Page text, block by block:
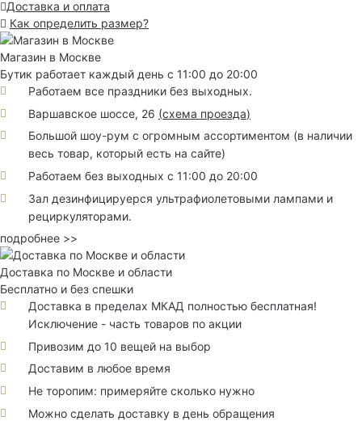
Доставка и оплата
Как определить размер?
Магазин в Москве
Бутик работает каждый день с 11:00 до 20:00
Работаем все праздники без выходных.
Варшавское шоссе, 26 (схема проезда)
Большой шоу-рум с огромным ассортиментом (в наличии
весь товар, который есть на сайте)
Работаем без выходных с 11:00 до 20:00
Зал дезинфицируерся ультрафиолетовыми лампами и
рециркуляторами.
подробнее >>
Доставка по Москве и области
Бесплатно и без спешки
Доставка в пределах МКАД полностью бесплатная!
Исключение - часть товаров по акции
Привозим до 10 вещей на выбор
Доставим в любое время
Не торопим: примеряйте сколько нужно
Можно сделать доставку в день обращения